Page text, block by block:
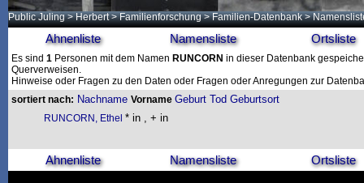
Public Juling >Herbert >Familienforschung >Familien-Datenbank >
Ahnenliste Namensliste Ortsliste
Es sind 1 Personen mit dem Namen RUNCORN in dieser Datenbank
Querverweisen.
Hinweise oder Fragen zu den Daten oder Fragen oder Anregungen zur
sortiert nach: Nachname Vorname Geburt Tod Geburtsort
RUNCORN, Ethel * in , + in
Ahnenliste Namensliste Ortsliste